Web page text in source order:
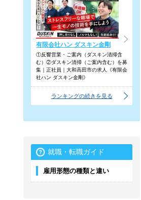
有限会社ハン ダスキン金剛
①反響営業・ご案内（ダスキン清掃含
む）②ダスキン清掃（ご案内含む）を募
集｜正社員｜大和高田市の求人《有限会
社ハン ダスキン金剛》
ランキングの続きを見る
就職・転職ガイド
雇用形態の種類と違い